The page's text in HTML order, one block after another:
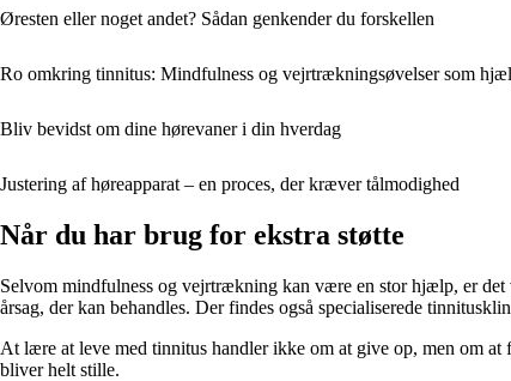
Øresten eller noget andet? Sådan genkender du forskellen
Ro omkring tinnitus: Mindfulness og vejrtrækningsøvelser som
Bliv bevidst om dine hørevaner i din hverdag
Justering af høreapparat – en proces, der kræver tålmodighed
Når du har brug for ekstra støtte
Selvom mindfulness og vejrtrækning kan være en stor hjælp, er
årsag, der kan behandles. Der findes også specialiserede
At lære at leve med tinnitus handler ikke om at give op, men om
bliver helt stille.